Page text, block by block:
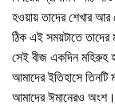
হওয়ায় তাদের শেখার আর
ঠিক এই সময়টাতে তাদের
সেই বীজ একদিন মহিরুহ
আমাদের ইতিহাসে
আমাদের ঈমানেরও